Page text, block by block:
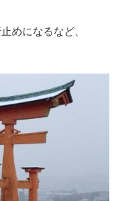
めになるなど、